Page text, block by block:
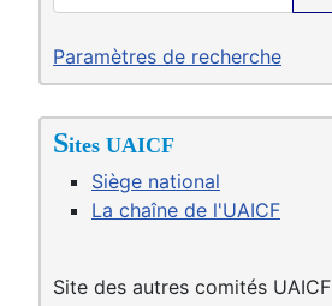
Paramètres de recherche
Sites UAICF
Siège national
La chaîne de l'UAICF
Site des autres comités UAICF